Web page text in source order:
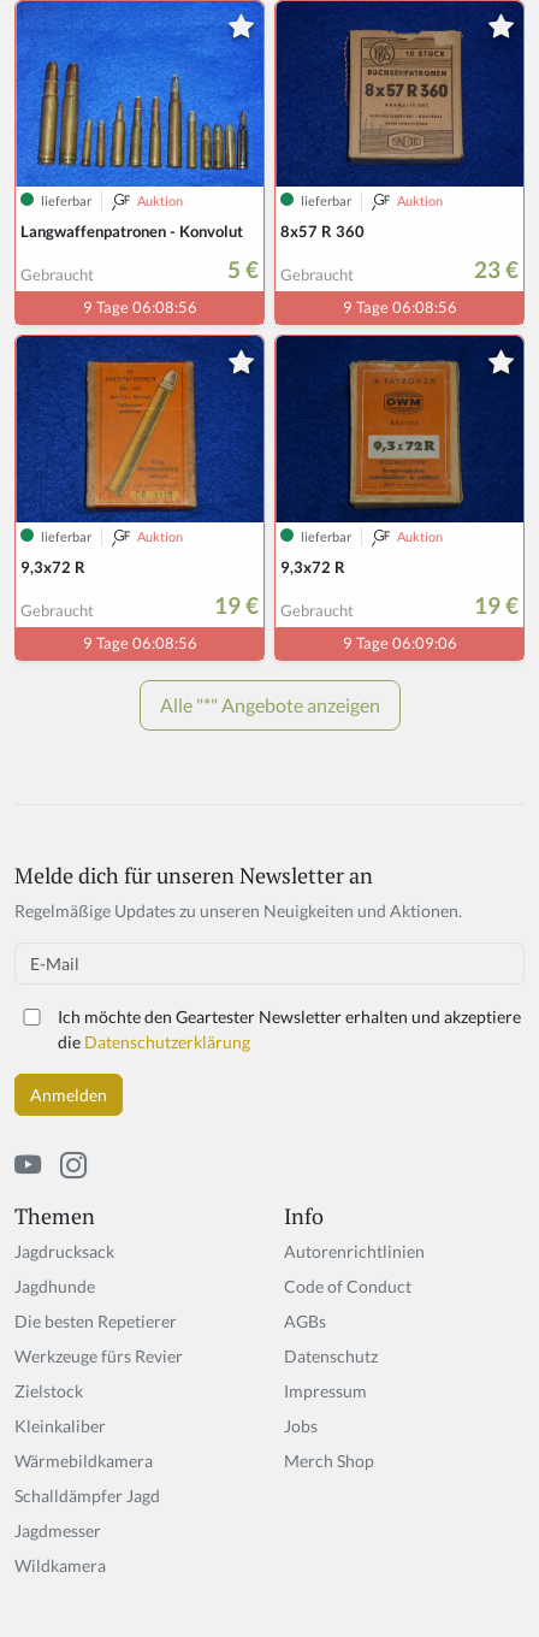
Themen
Jagdrucksack
Jagdhunde
Die besten Repetierer
Werkzeuge fürs Revier
Zielstock
Kleinkaliber
Wärmebildkamera
Schalldämpfer Jagd
Jagdmesser
Wildkamera
Info
Autorenrichtlinien
Code of Conduct
AGBs
Datenschutz
Impressum
Jobs
Merch Shop
If
y
h
a
n,
ig
n
o
r
t
hi
s
el
d
Melde dich für unseren Newsletter an
Regelmäßige Updates zu unseren Neuigkeiten und Aktionen.
Email
Ich möchte den Geartester Newsletter erhalten und akzeptiere
die Datenschutzerklärung